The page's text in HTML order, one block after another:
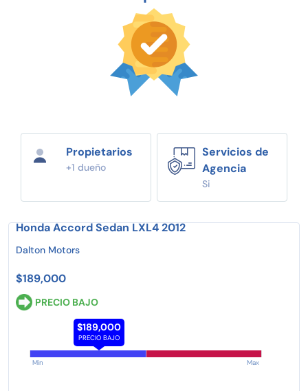
Propietarios
+1 dueño
Servicios de
Agencia
Si
Honda Accord Sedan LXL4 2012
Dalton Motors
$189,000
PRECIO BAJO
$189,000
PRECIO BAJO
Min Max